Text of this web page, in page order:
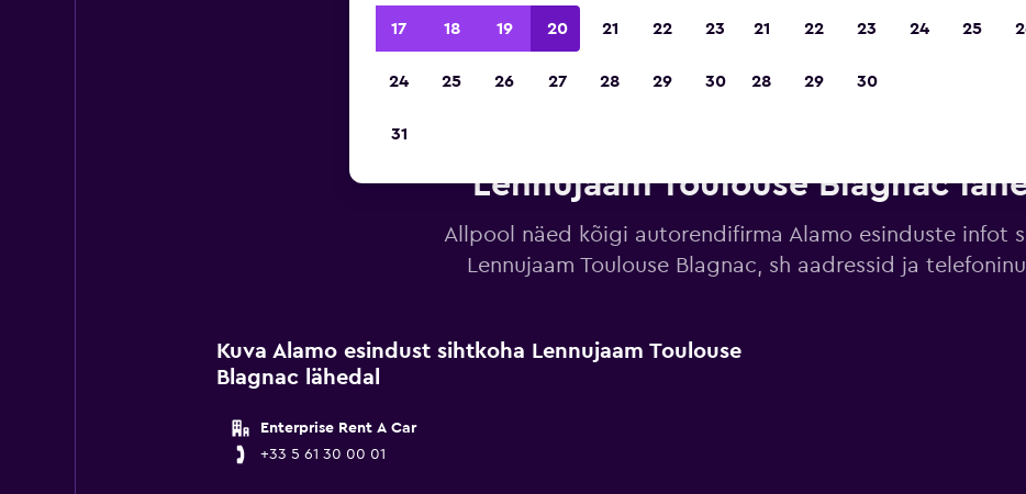
Lennujaam Toulouse Blagnac
Allpool näed kõigi autorendifirma Alamo esinduste infot
Lennujaam Toulouse Blagnac, sh aadressid ja
Kuva Alamo esindust sihtkoha Lennujaam Toulouse
Blagnac lähedal
Enterprise Rent A Car
+33 5 61 30 00 01
17 18 19 20 21 22 23
24 25 26 27 28 29 30
31
21 22 23 24 25
28 29 30